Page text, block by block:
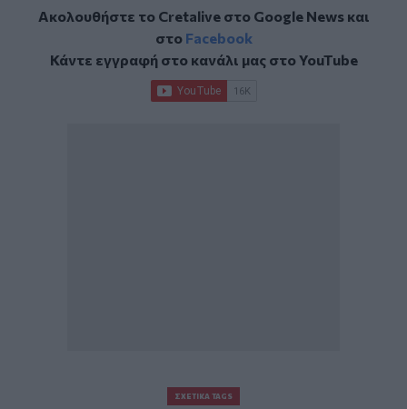
Ακολουθήστε το Cretalive στο Google Newsκαι
στο Facebook
Κάντε εγγραφή στο κανάλι μας στοYouTube
ΣΧΕΤΙΚΆ TAGS